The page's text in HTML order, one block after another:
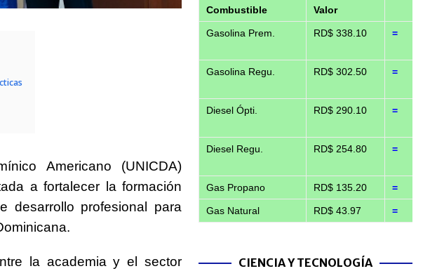
Americano (UNICDA)
a fortalecer la formación
desarrollo profesional para
la academia y el sector
Combustible Valor
Gasolina Prem. RD$ 338.10 =
Gasolina Regu. RD$ 302.50 =
Diesel Ópti. RD$ 290.10 =
Diesel Regu. RD$ 254.80 =
Gas Propano RD$ 135.20 =
Gas Natural RD$ 43.97 =
CIENCIA Y TECNOLOGÍA